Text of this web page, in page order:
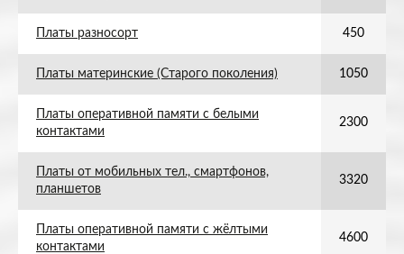
Платы разносорт 450
Платы материнские (Старого поколения) 1050
Платы оперативной памяти с белыми
контактами
2300
Платы от мобильных тел., смартфонов,
планшетов
3320
Платы оперативной памяти с жёлтыми
контактами
4600